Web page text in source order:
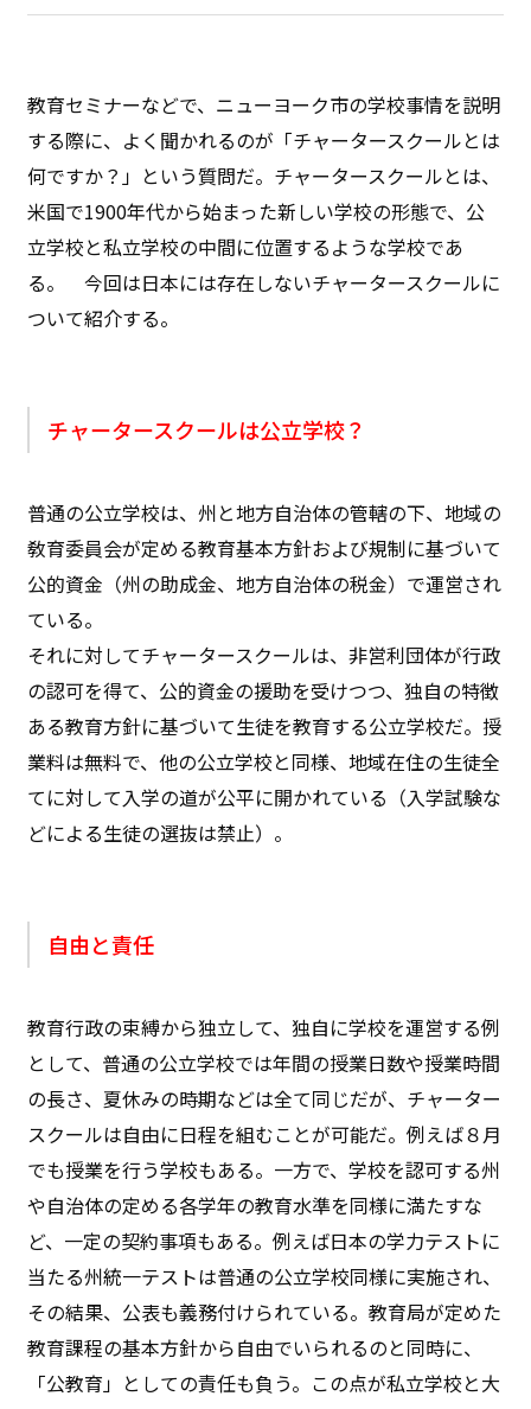
教育セミナーなどで、ニューヨーク市の学校事情を説明
する際に、よく聞かれるのが「チャータースクールとは
何ですか？」という質問だ。チャータースクールとは、
米国で1900年代から始まった新しい学校の形態で、公
立学校と私立学校の中間に位置するような学校であ
る。 今回は日本には存在しないチャータースクールに
ついて紹介する。
チャータースクールは公立学校？
普通の公立学校は、州と地方自治体の管轄の下、地域の
敎育委員会が定める教育基本方針および規制に基づいて
公的資金（州の助成金、地方自治体の税金）で運営され
ている。
それに対してチャータースクールは、非営利団体が行政
の認可を得て、公的資金の援助を受けつつ、独自の特徴
ある教育方針に基づいて生徒を教育する公立学校だ。授
業料は無料で、他の公立学校と同様、地域在住の生徒全
てに対して入学の道が公平に開かれている（入学試験な
どによる生徒の選抜は禁止）。
自由と責任
教育行政の束縛から独立して、独自に学校を運営する例
として、普通の公立学校では年間の授業日数や授業時間
の長さ、夏休みの時期などは全て同じだが、チャーター
スクールは自由に日程を組むことが可能だ。例えば８月
でも授業を行う学校もある。一方で、学校を認可する州
や自治体の定める各学年の教育水準を同様に満たすな
ど、一定の契約事項もある。例えば日本の学力テストに
当たる州統一テストは普通の公立学校同様に実施され、
その結果、公表も義務付けられている。教育局が定めた
教育課程の基本方針から自由でいられるのと同時に、
「公教育」としての責任も負う。この点が私立学校と大